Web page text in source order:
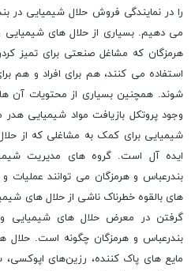
را در نمایندگی فروش حلال شیمیایی در
می دهیم. بسیاری از حلال های شیمیایی
هرمزگان که مشاغل صنعتی برای تمیز
استفاده می کنند، هم برای افراد و
شوند. همچنین بسیاری از محتویات آن
وجود پروتکل بازیافت مواد شیمیایی
شیمیایی برای کمک به مشاغلی که از
ایده آل است. گروه های مدیریت
بندرعباس و هرمزگان می توانند عملیات
های بالقوه خطرناک ناشی از حلال های
گرفتن در معرض حلال های شیمیایی
بندرعباس و هرمزگان چگونه است.
مایع‌ های پاک‌ کننده، رزین‌های